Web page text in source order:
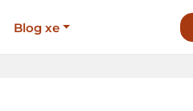
Blog xe